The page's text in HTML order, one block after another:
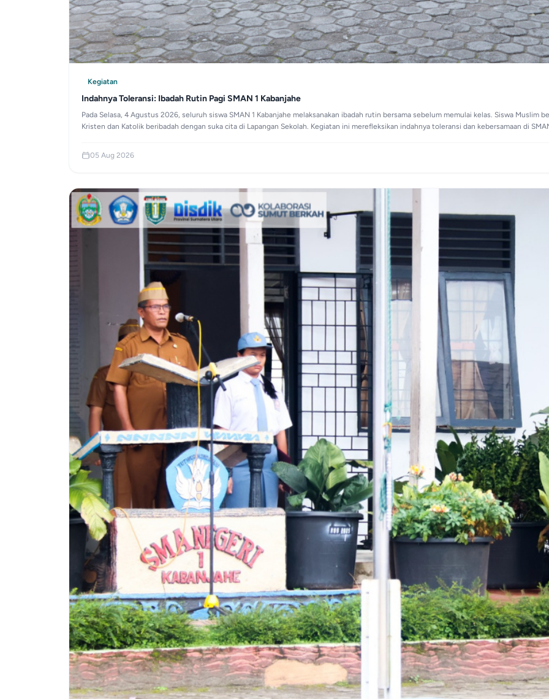
Kegiatan
Indahnya Toleransi: Ibadah Rutin Pagi SMAN 1 Kabanjahe
Pada Selasa, 4 Agustus 2026, seluruh siswa SMAN 1 Kabanjahe melaksanakan ibadah rutin bersama sebelum memulai kelas. Siswa Muslim
Kristen dan Katolik beribadah dengan suka cita di Lapangan Sekolah. Kegiatan ini merefleksikan indahnya toleransi dan kebersamaan di
05 Aug 2026